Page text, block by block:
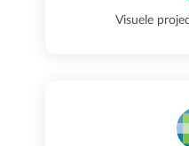
Visuele